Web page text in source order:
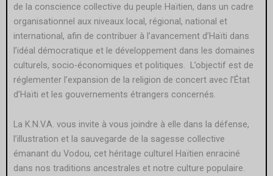
de la conscience collective du peuple Haïtien, dans un cadre
organisationnel aux niveaux local, régional, national et
international, afin de contribuer à l’avancement d’Haïti dans
l’idéal démocratique et le développement dans les domaines
culturels, socio-économiques et politiques. L’objectif est de
réglementer l’expansion de la religion de concert avec l’État
d’Haïti et les gouvernements étrangers concernés.
La K.N.V.A. vous invite à vous joindre à elle dans la défense,
l’illustration et la sauvegarde de la sagesse collective
émanant du Vodou, cet héritage culturel Haïtien enraciné
dans nos traditions ancestrales et notre culture populaire.